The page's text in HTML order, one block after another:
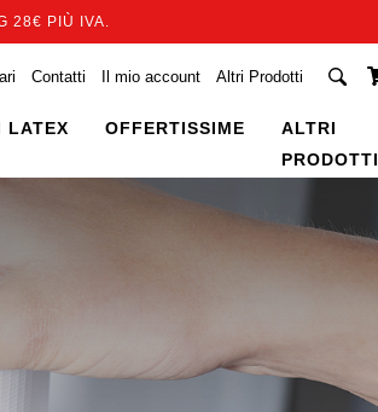
28€ PIÙ IVA.
Contatti Il mio account Altri Prodotti
LATEX OFFERTISSIME
ALTRI
PRODOTTI